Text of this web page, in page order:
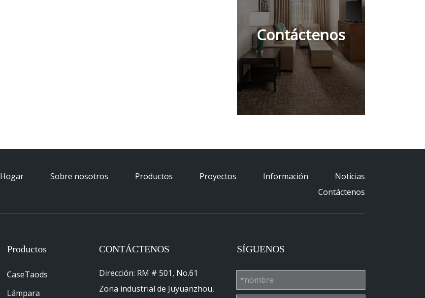
Contáctenos
Hogar Sobre nosotros Productos Proyectos Información
Noticias
Contáctenos
Productos
CaseTaods
Lámpara
CONTÁCTENOS
Dirección: RM # 501, No.61
Zona industrial de Juyuanzhou,
SÍGUENOS